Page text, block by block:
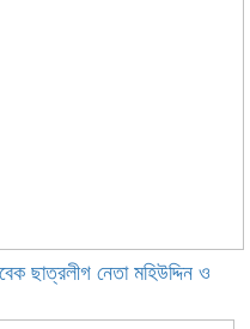
ছাত্রলীগ নেতা মহিউদ্দিন ও